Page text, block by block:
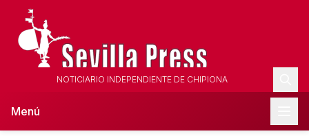
NOTICIARIO INDEPENDIENTE DE CHIPIONA
Menú